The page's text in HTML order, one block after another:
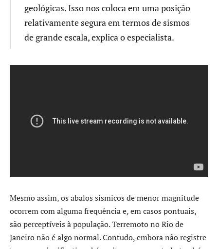
geológicas. Isso nos coloca em uma posição
relativamente segura em termos de sismos
de grande escala, explica o especialista.
Mesmo assim, os abalos sísmicos de menor magnitude
ocorrem com alguma frequência e, em casos pontuais,
são perceptíveis à população. Terremoto no Rio de
Janeiro não é algo normal. Contudo, embora não registre